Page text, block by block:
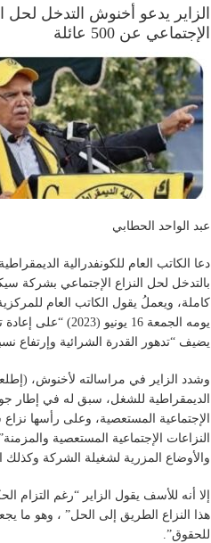
الزاير يدعو أخنوش التدخل
الإجتماعي عن 500 عائلة
عبد الواحد الحطابي
دعا الكاتب العام للكونفدرالية
بالتدخل لحل النزاع الإجتماعي بشركة
كاملة، ويعملُ يقول الكاتب العام
يومه الجمعة 16
يضيف “تدهور القدرة الشرائية وإرتفاع
وشدد الزاير في مراسالته لأخنوش، (إطلعت
الديمقراطية للشغل، سبق له في إطار
الإجتماعية المستعصية، وعلى رأسها
النزاعات الإجتماعية المستعصية
والأوضاع المزرية لشغيلة الشركة وكذلك
إلا أنه للأسف يقول الزاير “رغم التزام
للحقوق”.